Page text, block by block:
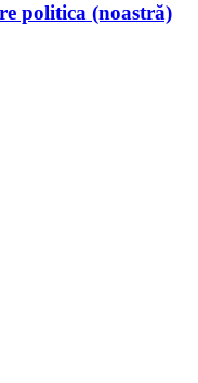
politica (noastră)